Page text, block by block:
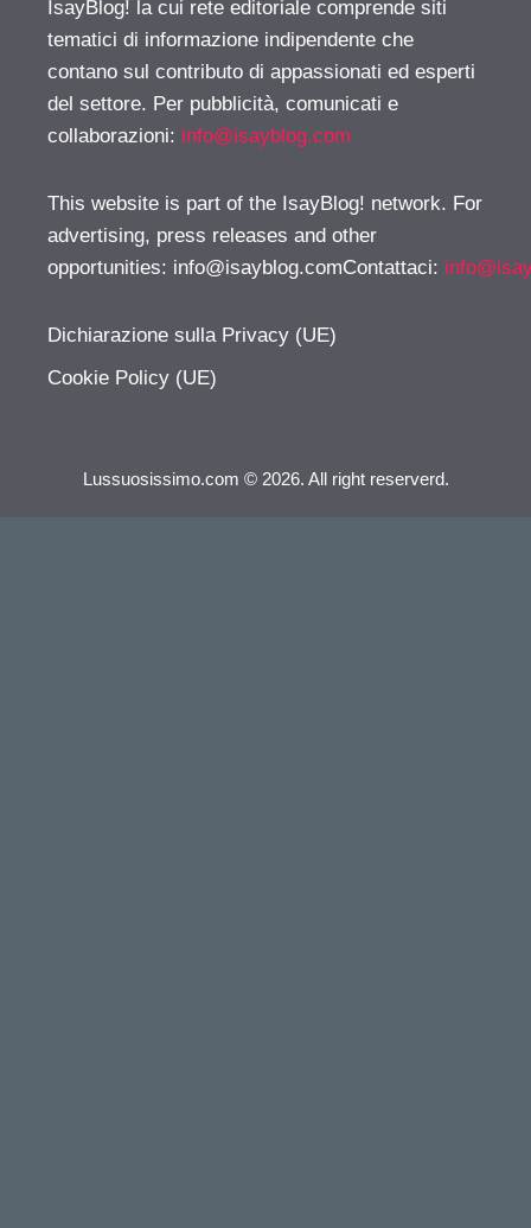
IsayBlog! la cui rete editoriale comprende siti
tematici di informazione indipendente che
contano sul contributo di appassionati ed esperti
del settore. Per pubblicità, comunicati e
collaborazioni: info@isayblog.com
This website is part of the IsayBlog! network. For
advertising, press releases and other
opportunities: info@isayblog.comContattaci:
Dichiarazione sulla Privacy (UE)
Cookie Policy (UE)
Lussuosissimo.com © 2026. All right reserverd.